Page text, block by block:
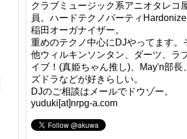
クラブミュージック系アニオタレコ
員。ハードテクノパーティ
稲田オーガナイザー。
重めのテクノ中心にDJやってます。
他ウィルキンソンタン、ダーツ、ラ
イブ！(真姫ちゃん推し)、May'n部長
ズドラなどが好きらしい。
DJのご相談はメールでドウゾー。
yuduki[at]nrpg-a.com